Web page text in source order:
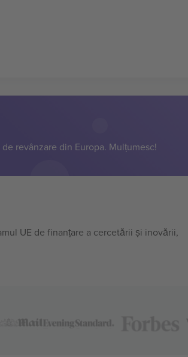
revânzare din Europa. Mulțumesc!
UE de finanțare a cercetării și inovării,